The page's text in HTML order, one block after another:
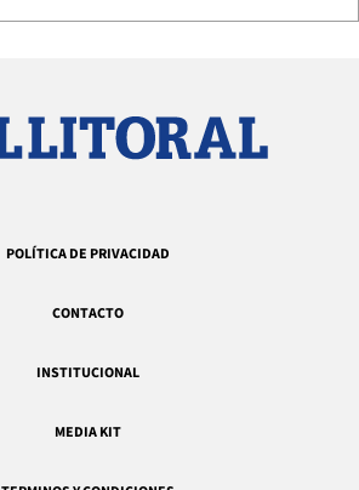
POLÍTICA DE PRIVACIDAD
CONTACTO
INSTITUCIONAL
MEDIA KIT